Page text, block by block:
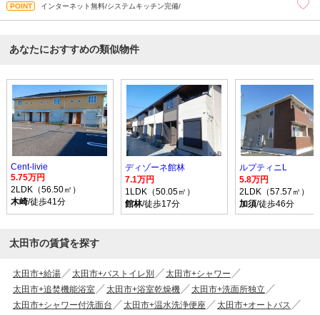
インターネット無料/システムキッチン完備/
あなたにおすすめの類似物件
Cent-livie
5.75万円
2LDK（56.50㎡）
木崎/徒歩41分
ディゾーネ館林
7.1万円
1LDK（50.05㎡）
館林/徒歩17分
ルプティニL
5.8万円
2LDK（57.57㎡）
加須/徒歩46分
太田市の賃貸を探す
太田市+給湯 太田市+バストイレ別
太田市+シャワー
太田市+追焚機能浴室
太田市+浴室乾燥機
太田市+洗面所独立
太田市+シャワー付洗面台
太田市+温水洗浄便座
太田市+オートバス